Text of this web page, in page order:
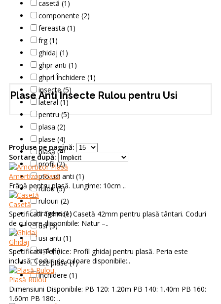
casetă (1)
componente (2)
fereasta (1)
frg (1)
ghidaj (1)
ghpr anti (1)
ghprl Închidere (1)
insecte (5)
lateral (1)
pentru (5)
plasa (2)
plase (4)
plasă (4)
profil (2)
pto usi anti (1)
rulou (5)
rulouri (2)
tragere (1)
usi (3)
usi anti (1)
ușă (1)
zzz plase (1)
închidere (1)
Plase Anti Insecte Rulou pentru Usi
Produse pe pagină:
Sortare după:
Amortizor Plasă
Frână pentru plasă. Lungime: 10cm ..
Casetă
Specificatii Tehnice: Casetă 42mm pentru plasă tântari. Coduri
de culoare disponibile: Natur –..
Ghidaj
Specificatii Tehnice: Profil ghidaj pentru plasă. Peria este
inclusă. Coduri de culoare disponibile:..
Plasă Rulou
Dimensiuni Disponibile: PB 120: 1.20m PB 140: 1.40m PB 160:
1.60m PB 180: ..